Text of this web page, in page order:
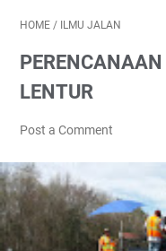
HOME / ILMU JALAN
LENTUR
Post a Comment